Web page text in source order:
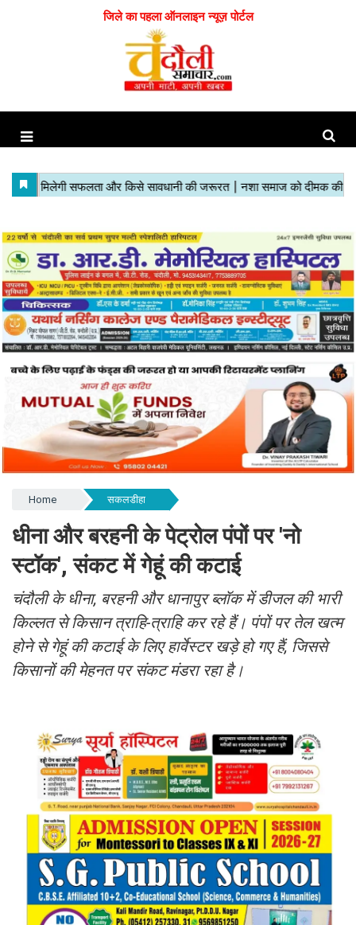
जिले का पहला ऑनलाइन न्यूज़ पोर्टल
Home सकलडीहा
धीना और बरहनी के पेट्रोल पंपों पर 'नो
स्टॉक', संकट में गेहूं की कटाई
चंदौली के धीना, बरहनी और धानापुर ब्लॉक में डीजल की भारी
किल्लत से किसान त्राहि-त्राहि कर रहे हैं। पंपों पर तेल खत्म
होने से गेहूं की कटाई के लिए हार्वेस्टर खड़े हो गए हैं, जिससे
किसानों की मेहनत पर संकट मंडरा रहा है।